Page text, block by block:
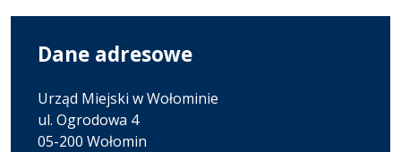
Dane adresowe
Urząd Miejski w Wołominie
ul. Ogrodowa 4
05-200 Wołomin